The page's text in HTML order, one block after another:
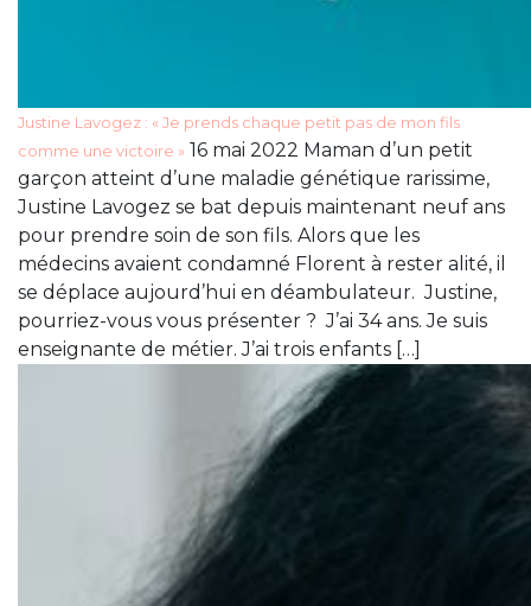
Justine Lavogez : « Je prends chaque petit pas de mon fils
comme une victoire » 16 mai 2022 Maman d’un petit
garçon atteint d’une maladie génétique rarissime,
Justine Lavogez se bat depuis maintenant neuf ans
pour prendre soin de son fils. Alors que les
médecins avaient condamné Florent à rester alité, il
se déplace aujourd’hui en déambulateur. Justine,
pourriez-vous vous présenter ? J’ai 34 ans. Je suis
enseignante de métier. J’ai trois enfants […]